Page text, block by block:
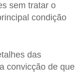
sem tratar o
condição
das
convicção de que